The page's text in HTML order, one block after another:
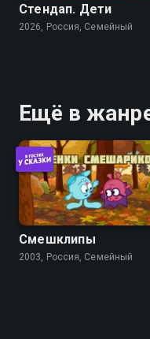
Стендап. Дети
2026, Россия, Cемейный
Ещё в
Смешклипы
2003, Россия, Cемейный